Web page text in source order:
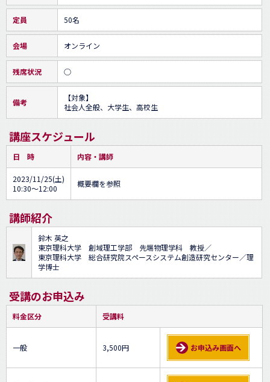
定員 50名
会場 オンライン
残席状況 ○
備考
【対象】
社会人全般、大学生、高校生
講座スケジュール
日 時 内容・講師
2023/11/25(土)
10:30～12:00
概要欄を参照
講師紹介
鈴木 英之
東京理科大学 創域理工学部 先端物理学科 教授／
東京理科大学 総合研究院スペースシステム創造研究センター／理
学博士
受講のお申込み
料金区分 受講料
一般 3,500円 お申込み画面へ